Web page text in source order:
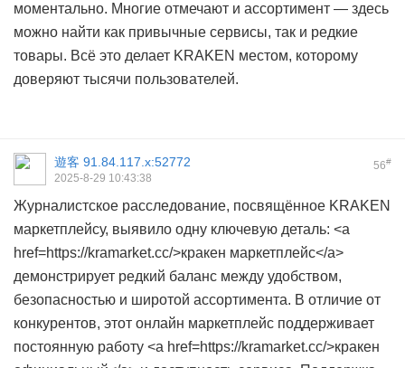
моментально. Многие отмечают и ассортимент — здесь
можно найти как привычные сервисы, так и редкие
товары. Всё это делает KRAKEN местом, которому
доверяют тысячи пользователей.
56#
遊客 91.84.117.x:52772
2025-8-29 10:43:38
Журналистское расследование, посвящённое KRAKEN
маркетплейсу, выявило одну ключевую деталь: <a
href=https://kramarket.cc/>кракен маркетплейс</a>
демонстрирует редкий баланс между удобством,
безопасностью и широтой ассортимента. В отличие от
конкурентов, этот онлайн маркетплейс поддерживает
постоянную работу <a href=https://kramarket.cc/>кракен